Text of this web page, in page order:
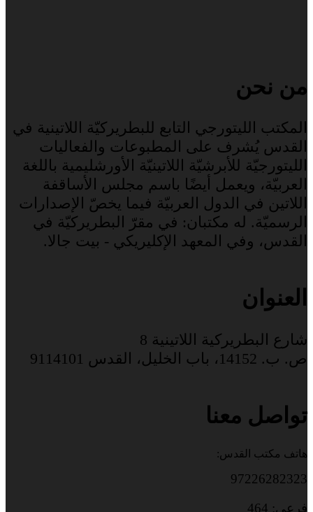
من نحن
المكتب الليتورجي التابع للبطريركيّة اللاتينية في
القدس يُشرف على المطبوعات والفعاليات
الليتورجيّة للأبرشيّة اللاتينيّة الأورشليمية باللغة
العربيّة، ويعمل أيضًا باسم مجلس الأساقفة
اللاتين في الدول العربيّة فيما يخصّ الإصدارات
الرسميّة. له مكتبان: في مقرّ البطريركيّة في
القدس، وفي المعهد الإكليريكي - بيت جالا.
العنوان
شارع البطريركية اللاتينية 8
ص. ب. 14152، باب الخليل، القدس 9114101
تواصل معنا
هاتف مكتب القدس:
97226282323
فرعي: 464